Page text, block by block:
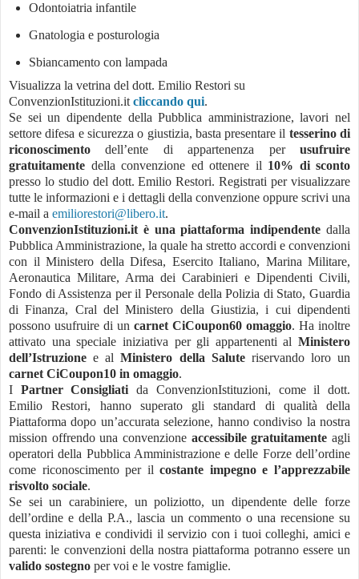
Odontoiatria infantile
Gnatologia e posturologia
Sbiancamento con lampada
Visualizza la vetrina del dott. Emilio Restori su
ConvenzionIstituzioni.it cliccando qui.
Se sei un dipendente della Pubblica amministrazione, lavori nel
settore difesa e sicurezza o giustizia, basta presentare il tesserino di
riconoscimento dell’ente di appartenenza per usufruire
gratuitamente della convenzione ed ottenere il 10% di sconto
presso lo studio del dott. Emilio Restori. Registrati per visualizzare
tutte le informazioni e i dettagli della convenzione oppure scrivi una
e-mail a emiliorestori@libero.it.
ConvenzionIstituzioni.it è una piattaforma indipendente dalla
Pubblica Amministrazione, la quale ha stretto accordi e convenzioni
con il Ministero della Difesa, Esercito Italiano, Marina Militare,
Aeronautica Militare, Arma dei Carabinieri e Dipendenti Civili,
Fondo di Assistenza per il Personale della Polizia di Stato, Guardia
di Finanza, Cral del Ministero della Giustizia, i cui dipendenti
possono usufruire di un carnet CiCoupon60 omaggio. Ha inoltre
attivato una speciale iniziativa per gli appartenenti al Ministero
dell’Istruzione e al Ministero della Saluteriservando loro un
carnet CiCoupon10 in omaggio.
I Partner Consigliati da ConvenzionIstituzioni, come il dott.
Emilio Restori, hanno superato gli standard di qualità della
Piattaforma dopo un’accurata selezione, hanno condiviso la nostra
mission offrendo una convenzione accessibile gratuitamente agli
operatori della Pubblica Amministrazione e delle Forze dell’ordine
come riconoscimento per ilcostante impegno e l’apprezzabile
risvolto sociale.
Se sei un carabiniere, un poliziotto, un dipendente delle forze
dell’ordine e della P.A., lascia un commento o una recensione su
questa iniziativa e condividi il servizio con i tuoi colleghi, amici e
parenti: le convenzioni della nostra piattaforma potranno essere un
valido sostegno per voi e le vostre famiglie.